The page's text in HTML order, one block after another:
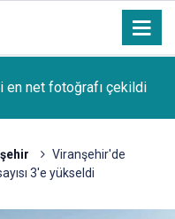
Osman Tunç'un oğlu
Viranşehir'de
3'e yükseldi